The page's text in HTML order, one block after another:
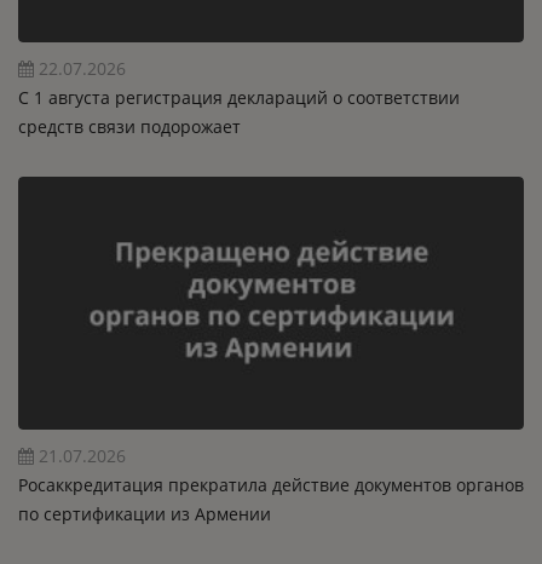
22.07.2026
C 1 августа регистрация деклараций о соответствии
средств связи подорожает
21.07.2026
Росаккредитация прекратила действие документов органов
по сертификации из Армении